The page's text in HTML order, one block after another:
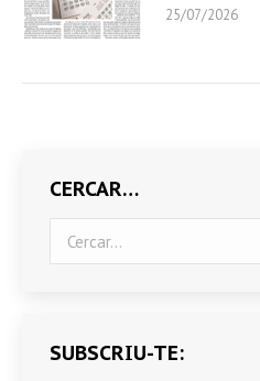
25/07/2026
CERCAR…
SUBSCRIU-TE: